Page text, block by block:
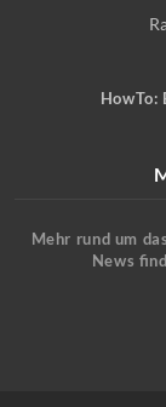
HowTo:
Mehr rund um
News